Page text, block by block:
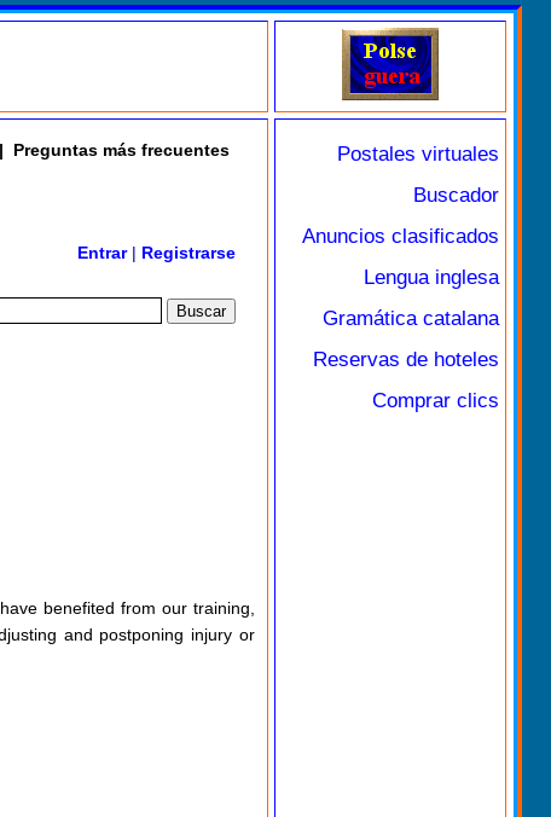
|
Preguntas más frecuentes
Entrar| Registrarse
benefited from our training,
and postponing injury or
Postales virtuales
Buscador
Anuncios clasificados
Lengua inglesa
Gramática catalana
Reservas de hoteles
Comprar clics